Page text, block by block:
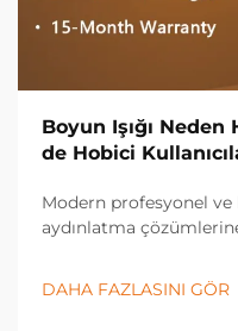
Boyun Işığı
de Hobici
Modern profesyonel
aydınlatma
kişisel uygulamalarda
geldi. Bu yenilikçi
DAHA FAZLASINI GÖR